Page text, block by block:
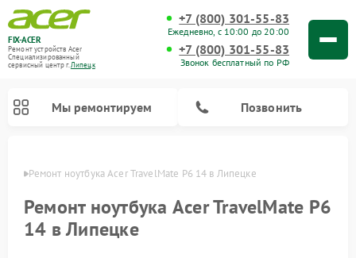
FIX-ACER
Ремонт устройств Acer
Специализированный
cервисный центр г.Липецк
+7 (800) 301-55-83
Ежедневно, с 10:00 до 20:00
+7 (800) 301-55-83
Звонок бесплатный по РФ
Мы ремонтируем Позвонить
Ремонт ноутбука Acer TravelMate P6 14 в Липецке
Ремонт ноутбука Acer TravelMate P6
14 в Липецке